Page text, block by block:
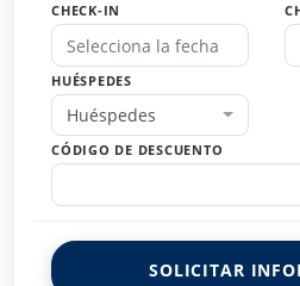
CHECK-IN
HUÉSPEDES
Huéspedes
CÓDIGO DE DESCUENTO
SOLICITAR